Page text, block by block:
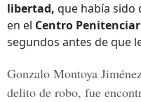
libertad, que había sido
en el Centro
segundos antes de que
Gonzalo Montoya
delito de robo, fue